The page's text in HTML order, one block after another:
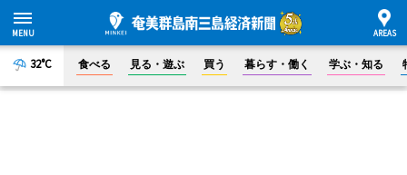
32°C 食べる 見る・遊ぶ 買う 暮らす・働く 学ぶ・知る